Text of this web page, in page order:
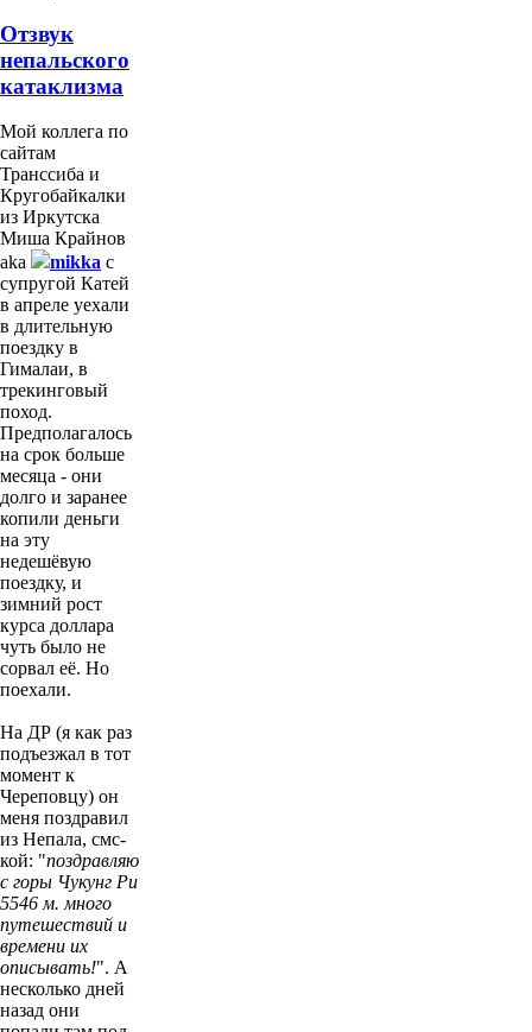
Отзвук
непальского
катаклизма
Мой коллега по
сайтам
Транссиба и
Кругобайкалки
из Иркутска
Миша Крайнов
aka
mikka с
супругой Катей
в апреле уехали
в длительную
поездку в
Гималаи, в
трекинговый
поход.
Предполагалось
на срок больше
месяца - они
долго и заранее
копили деньги
на эту
недешёвую
поездку, и
зимний рост
курса доллара
чуть было не
сорвал её. Но
поехали.
На ДР (я как раз
подъезжал в тот
момент к
Череповцу) он
меня поздравил
из Непала, смс-
кой: "поздравляю
с горы Чукунг Ри
5546 м. много
путешествий и
времени их
описывать!". А
несколько дней
назад они